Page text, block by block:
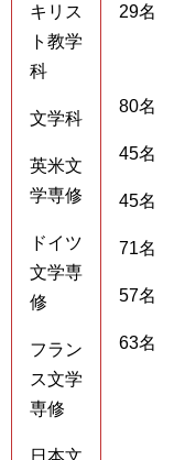
キリス
ト教学
科
文学科
英米文
学専修
ドイツ
文学専
修
フラン
ス文学
専修
日本文
29名
80名
45名
45名
71名
57名
63名